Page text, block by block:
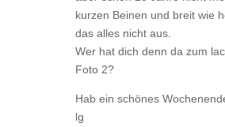
kurzen Beinen und breit wie
das alles nicht aus.
Wer hat dich denn da zum
Foto 2?
Hab ein schönes
lg